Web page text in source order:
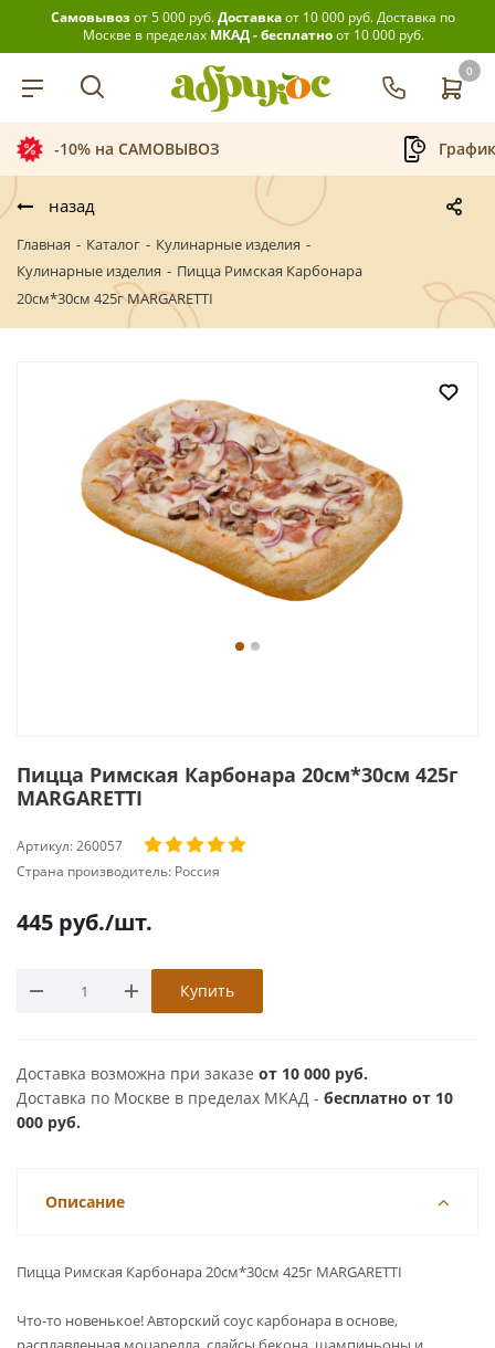
Самовывозот 5 000 руб.Доставкаот 10 000 руб.Доставка по
Москве в пределах МКАД - бесплатноот 10 000 руб.
0
-10% на САМОВЫВОЗ
назад
Главная - Каталог - Кулинарные изделия -
Кулинарные изделия - Пицца Римская Карбонара
20см*30см 425г MARGARETTI
Пицца Римская Карбонара 20см*30см 425г
MARGARETTI
Артикул:260057
Страна производитель: Россия
445 руб./шт.
Купить
Доставка возможна при заказе от 10 000 руб.
Доставка по Москве в пределах МКАД - бесплатно от 10
000 руб.
Описание
Пицца Римская Карбонара 20см*30см 425г MARGARETTI
Что-то новенькое! Авторский соус карбонара в основе,